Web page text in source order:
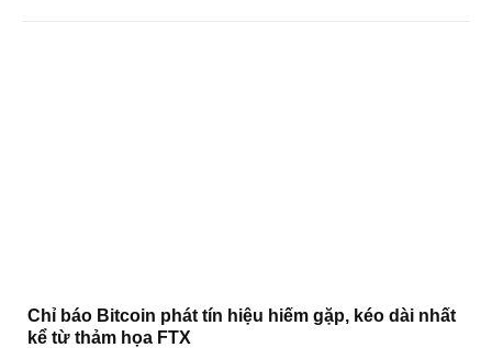
Chỉ báo Bitcoin phát tín hiệu hiếm gặp, kéo dài nhất
kể từ thảm họa FTX